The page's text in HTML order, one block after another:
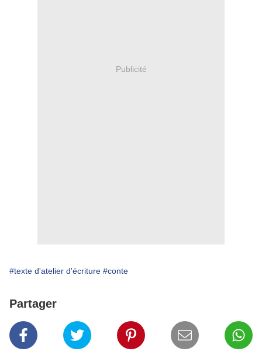
Publicité
#texte d'atelier d'écriture #conte
Partager